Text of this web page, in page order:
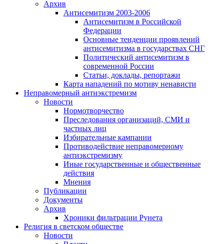
Архив
Антисемитизм 2003-2006
Антисемитизм в Российской
Федерации
Основные тенденции проявлений
антисемитизма в государствах СНГ
Политический антисемитизм в
современной России
Статьи, доклады, репортажи
Карта нападений по мотиву ненависти
Неправомерный антиэкстремизм
Новости
Нормотворчество
Преследования организаций, СМИ и
частных лиц
Избирательные кампании
Противодействие неправомерному
антиэкстремизму
Иные государственные и общественные
действия
Мнения
Публикации
Документы
Архив
Хроники фильтрации Рунета
Религия в светском обществе
Новости